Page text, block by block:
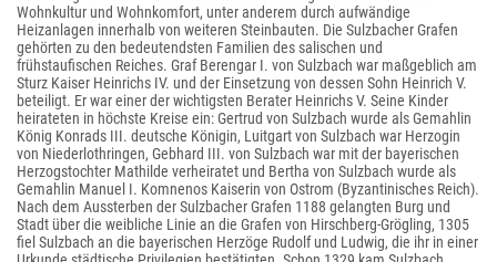
Wohnkultur und Wohnkomfort, unter anderem durch aufwändige
Heizanlagen innerhalb von weiteren Steinbauten. Die Sulzbacher Grafen
gehörten zu den bedeutendsten Familien des salischen und
frühstaufischen Reiches. Graf Berengar I. von Sulzbach war maßgeblich am
Sturz Kaiser Heinrichs IV. und der Einsetzung von dessen Sohn Heinrich V.
beteiligt. Er war einer der wichtigsten Berater Heinrichs V. Seine Kinder
heirateten in höchste Kreise ein: Gertrud von Sulzbach wurde als Gemahlin
König Konrads III. deutsche Königin, Luitgart von Sulzbach war Herzogin
von Niederlothringen, Gebhard III. von Sulzbach war mit der bayerischen
Herzogstochter Mathilde verheiratet und Bertha von Sulzbach wurde als
Gemahlin Manuel I. Komnenos Kaiserin von Ostrom (Byzantinisches Reich).
Nach dem Aussterben der Sulzbacher Grafen 1188 gelangten Burg und
Stadt über die weibliche Linie an die Grafen von Hirschberg-Grögling, 1305
fiel Sulzbach an die bayerischen Herzöge Rudolf und Ludwig, die ihr in einer